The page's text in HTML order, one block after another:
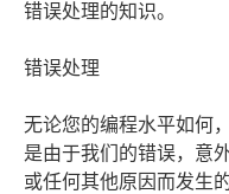
错误处理的知识。
错误处理
无论您的编程水平如何
是由于我们的错误，意
或任何其他原因而发生的